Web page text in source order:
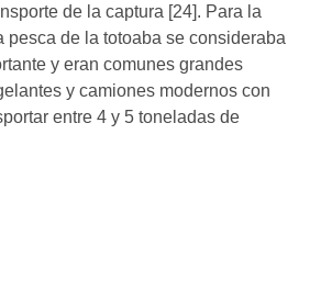
de la captura [24]. Para la
pesca de la totoaba se consideraba
y eran comunes grandes
y camiones modernos con
entre 4 y 5 toneladas de